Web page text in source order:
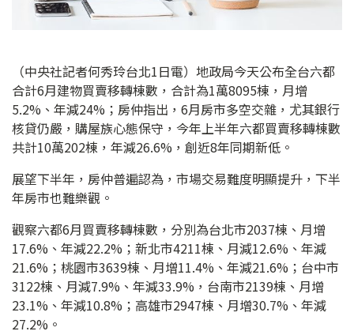
（中央社記者何秀玲台北1日電）地政局今天公布全台六都
合計6月建物買賣移轉棟數，合計為1萬8095棟，月增
5.2%、年減24%；房仲指出，6月房市多空交雜，尤其銀行
核貸仍嚴，購屋族心態保守，今年上半年六都買賣移轉棟數
共計10萬202棟，年減26.6%，創近8年同期新低。
展望下半年，房仲普遍認為，市場交易難度明顯提升，下半
年房市也難樂觀。
觀察六都6月買賣移轉棟數，分別為台北市2037棟、月增
17.6%、年減22.2%；新北市4211棟、月減12.6%、年減
21.6%；桃園市3639棟、月增11.4%、年減21.6%；台中市
3122棟、月減7.9%、年減33.9%，台南市2139棟、月增
23.1%、年減10.8%；高雄市2947棟、月增30.7%、年減
27.2%。